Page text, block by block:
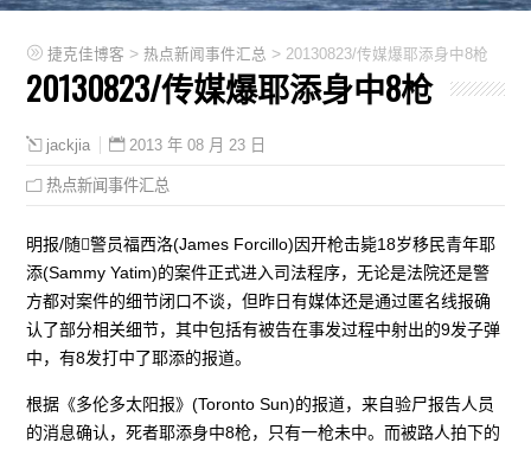
捷克佳博客 > 热点新闻事件汇总 > 20130823/传媒爆耶添身中8枪
20130823/传媒爆耶添身中8枪
jackjia 2013 年 08 月 23 日
热点新闻事件汇总
明报/随警员福西洛(James Forcillo)因开枪击毙18岁移民青年耶
添(Sammy Yatim)的案件正式进入司法程序，无论是法院还是警
方都对案件的细节闭口不谈，但昨日有媒体还是通过匿名线报确
认了部分相关细节，其中包括有被告在事发过程中射出的9发子弹
中，有8发打中了耶添的报道。
根据《多伦多太阳报》(Toronto Sun)的报道，来自验尸报告人员
的消息确认，死者耶添身中8枪，只有一枪未中。而被路人拍下的